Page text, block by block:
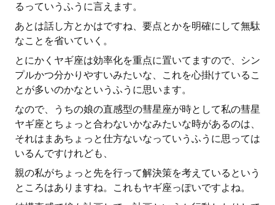
るっていうふうに言えます。
あとは話し方とかはですね、要点とかを明確にして無駄
なことを省いていく。
とにかくヤギ座は効率化を重点に置いてますので、シン
プルかつ分かりやすいみたいな、これを心掛けているこ
とが多いのかなというふうに思います。
なので、うちの娘の直感型の彗星座が時として私の彗星
ヤギ座とちょっと合わないかなみたいな時があるのは、
それはまあちょっと仕方ないなっていうふうに思っては
いるんですけれども、
親の私がちょっと先を行って解決策を考えているという
ところはありますね。これもヤギ座っぽいですよね。